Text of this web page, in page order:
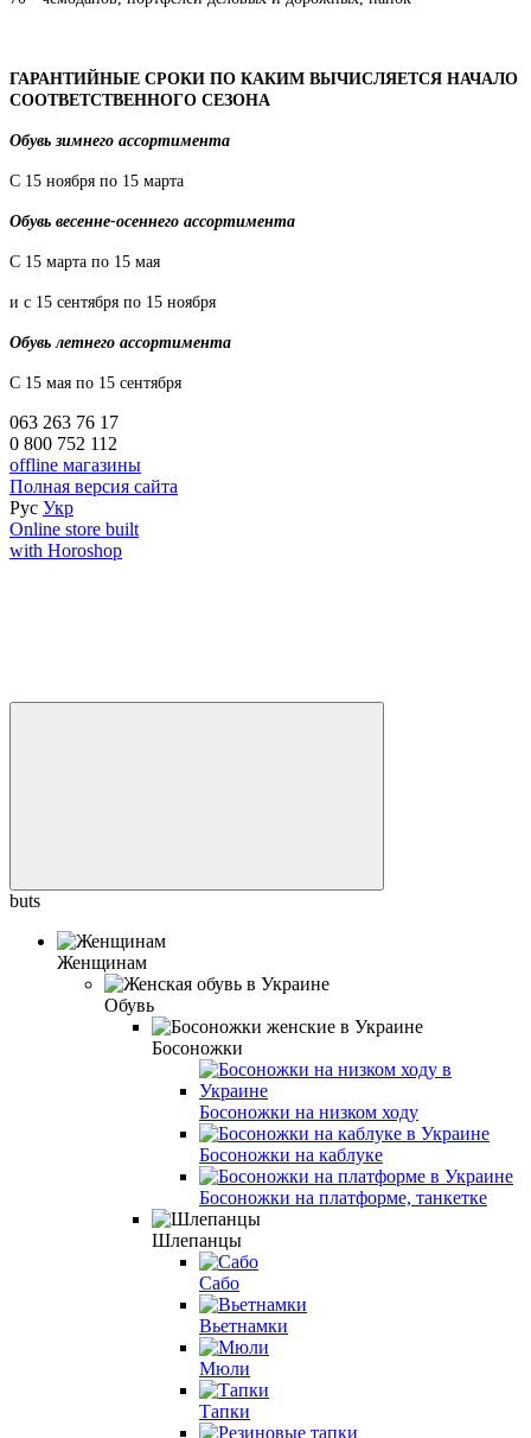
ГАРАНТИЙНЫЕ СРОКИ ПО КАКИМ ВЫЧИСЛЯЕТСЯ НАЧАЛО
СООТВЕТСТВЕННОГО СЕЗОНА
Обувь зимнего ассортимента
С 15 ноября по 15 марта
Обувь весенне-осеннего ассортимента
С 15 марта по 15 мая
и с 15 сентября по 15 ноября
Обувь летнего ассортимента
С 15 мая по 15 сентября
063 263 76 17
0 800 752 112
offline магазины
Полная версия сайта
Рус Укр
Online store built
with Horoshop
buts
Женщинам
Обувь
Босоножки
Босоножки на низком ходу
Босоножки на каблуке
Босоножки на платформе, танкетке
Шлепанцы
Сабо
Вьетнамки
Мюли
Тапки